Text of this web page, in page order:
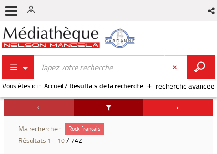
recherche avancée
Vous êtes ici : Accueil/ Résultats de la recherche
Ma recherche : Rock français
Résultats 1 - 10/ 742